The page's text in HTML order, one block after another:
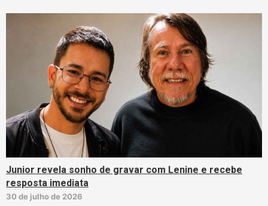
Junior revela sonho de gravar com Lenine e recebe
resposta imediata
30 de julho de 2026